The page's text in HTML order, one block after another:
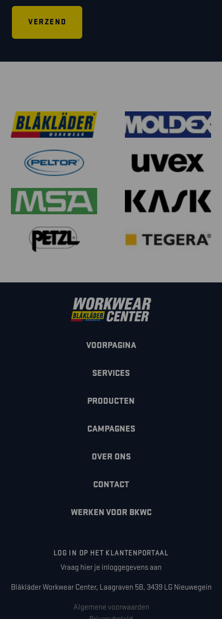
VOORPAGINA
SERVICES
PRODUCTEN
CAMPAGNES
OVER ONS
CONTACT
WERKEN VOOR BKWC
LOG IN OP HET KLANTENPORTAAL
Vraag hier je inloggegevens aan
Blåkläder Workwear Center, Laagraven 5B, 3439 LG Nieuwegein
Algemene voorwaarden